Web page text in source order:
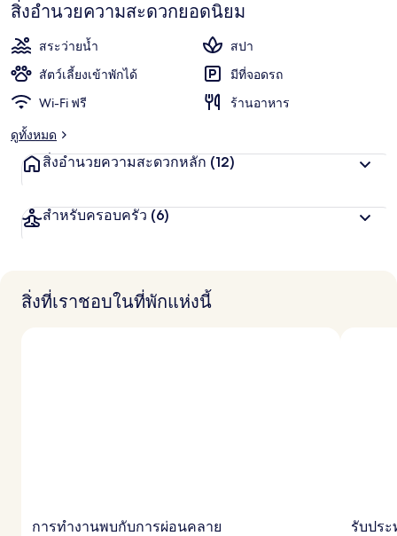
ปอร์
โต
ฟิโน
สิ่งอำนวยความสะดวกยอดนิยม
สระว่ายน้ำ
สปา
สัตว์เลี้ยงเข้าพักได้
มีที่จอดรถ
Wi-Fi ฟรี
ร้านอาหาร
ดูทั้งหมด
สิ่งอำนวยความสะดวกหลัก (12)
สำหรับครอบครัว (6)
สิ่งที่เราชอบในที่พักแห่งนี้
การทำงานพบกับการผ่อนคลาย รับปร